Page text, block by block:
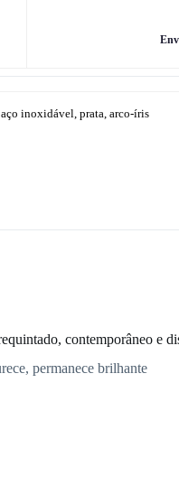
inoxidável, prata, arco-íris
contemporâneo e
permanece brilhante